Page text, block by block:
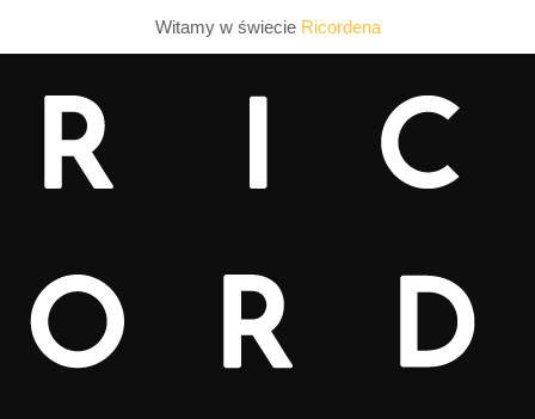
Witamy w świecie Ricordena